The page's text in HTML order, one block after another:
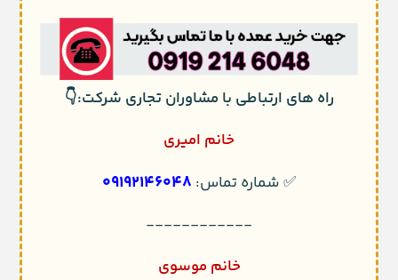
راه های ارتباطی با مشاوران تجاری شرکت:👇
خانم امیری
✅ شماره تماس: 09192146048
------------
خانم موسوی